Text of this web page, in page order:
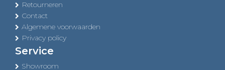
Retourneren
Contact
Algemene voorwaarden
Privacy policy
Service
Showroom